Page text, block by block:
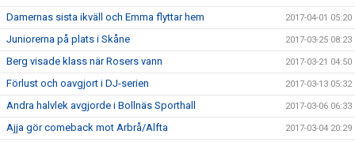
Damernas sista ikväll och Emma flyttar hem 2017-04-01 05:20
Juniorerna på plats i Skåne 2017-03-25 08:23
Berg visade klass när Rosers vann 2017-03-21 04:50
Förlust och oavgjort i DJ-serien 2017-03-13 05:32
Andra halvlek avgjorde i Bollnäs Sporthall 2017-03-06 06:33
Ajja gör comeback mot Arbrå/Alfta 2017-03-04 20:29